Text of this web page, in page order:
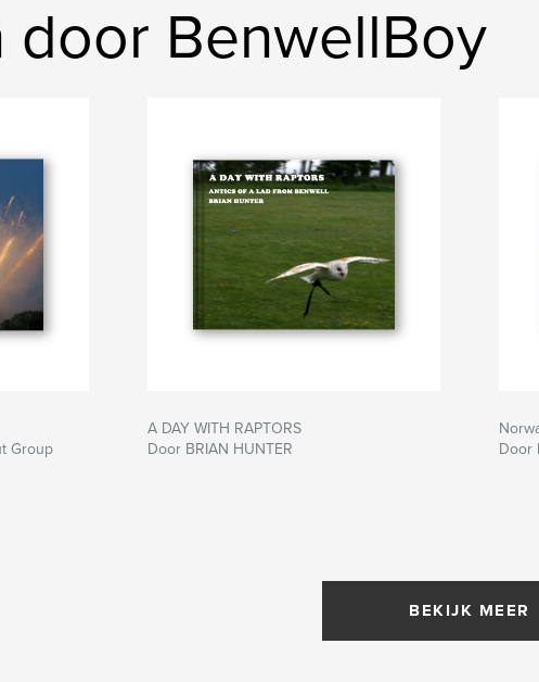
door BenwellBoy
Group
A DAY WITH RAPTORS
Door BRIAN HUNTER
Door
BEKIJK MEER